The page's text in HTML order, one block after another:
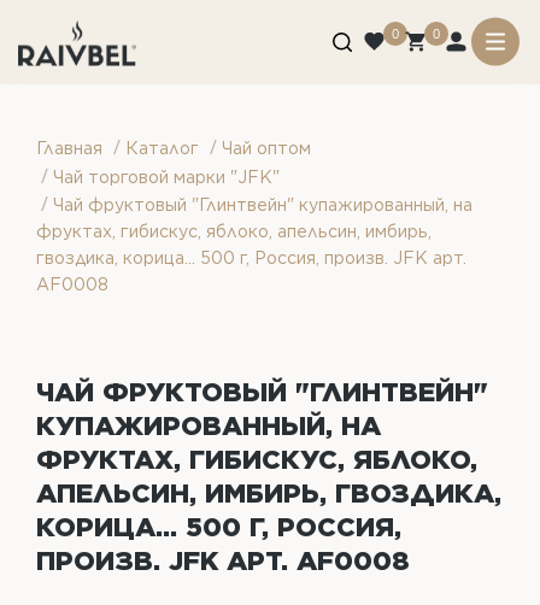
0 0
Главная / Каталог / Чай оптом
/ Чай торговой марки "JFK"
/ Чай фруктовый "Глинтвейн" купажированный, на
фруктах, гибискус, яблоко, апельсин, имбирь,
гвоздика, корица... 500 г, Россия, произв. JFK арт.
AF0008
ЧАЙ ФРУКТОВЫЙ "ГЛИНТВЕЙН"
КУПАЖИРОВАННЫЙ, НА
ФРУКТАХ, ГИБИСКУС, ЯБЛОКО,
АПЕЛЬСИН, ИМБИРЬ, ГВОЗДИКА,
КОРИЦА... 500 Г, РОССИЯ,
ПРОИЗВ. JFK АРТ. AF0008